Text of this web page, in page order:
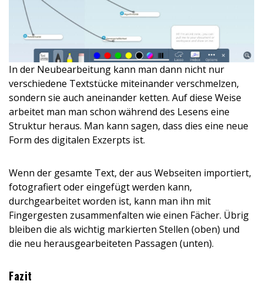
In der Neubearbeitung kann man dann nicht nur
verschiedene Textstücke miteinander verschmelzen,
sondern sie auch aneinander ketten. Auf diese Weise
arbeitet man man schon während des Lesens eine
Struktur heraus. Man kann sagen, dass dies eine neue
Form des digitalen Exzerpts ist.
Wenn der gesamte Text, der aus Webseiten importiert,
fotografiert oder eingefügt werden kann,
durchgearbeitet worden ist, kann man ihn mit
Fingergesten zusammenfalten wie einen Fächer. Übrig
bleiben die als wichtig markierten Stellen (oben) und
die neu herausgearbeiteten Passagen (unten).
Fazit